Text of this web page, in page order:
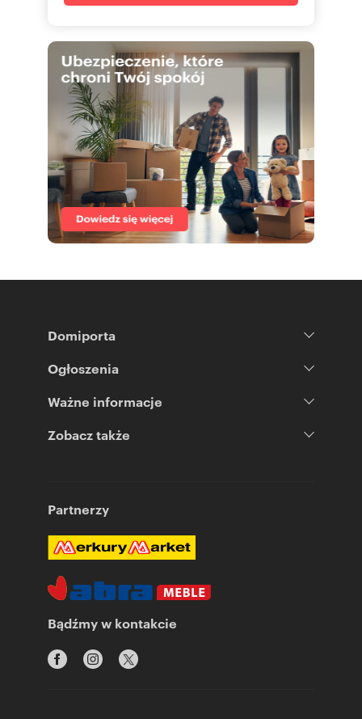
Domiporta
Ogłoszenia
Ważne informacje
Zobacz także
Partnerzy
Bądźmy w kontakcie